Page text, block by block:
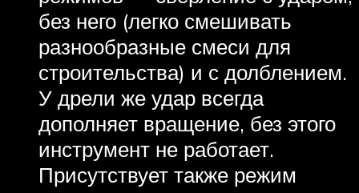
без него (легко смешивать
разнообразные смеси для
строительства) и с долблением.
У дрели же удар всегда
дополняет вращение, без этого
инструмент не работает.
Присутствует также режим